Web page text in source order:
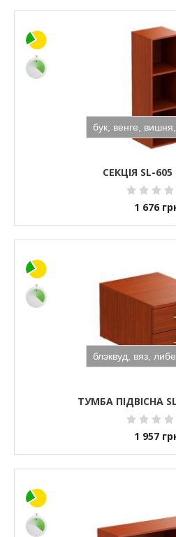
СЕКЦІЯ SL-
1 676
ТУМБА ПІДВІСНА
1 957